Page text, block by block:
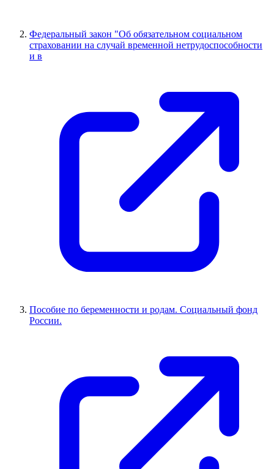
Федеральный закон "Об обязательном социальном
страховании на случай временной нетрудоспособности
и в
Пособие по беременности и родам. Социальный фонд
России.